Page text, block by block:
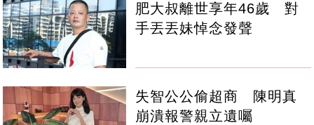
肥大叔離世享年46歲 對
手丟丟妹悼念發聲
失智公公偷超商 陳明真
崩潰報警親立遺囑